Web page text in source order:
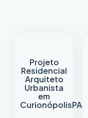
Projeto
Residencial
Arquiteto
Urbanista
em
CurionópolisPA